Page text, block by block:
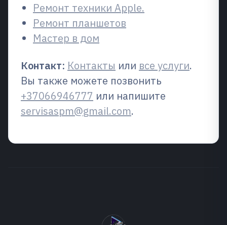
Ремонт техники Apple.
Ремонт планшетов
Мастер в дом
Контакт: Контакты или все услуги.
Вы также можете позвонить
+37066946777 или напишите
servisaspm@gmail.com.